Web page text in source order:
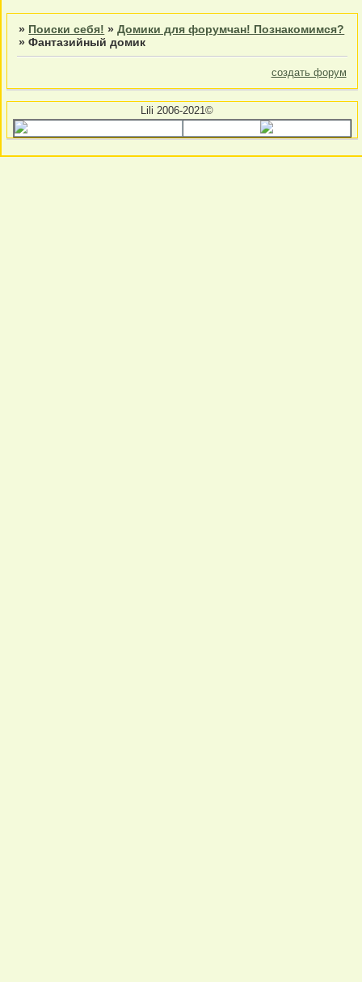
» Поиски себя! »Домики для форумчан! Познакомимся?
»Фантазийный домик
создать форум
Lili 2006-2021©